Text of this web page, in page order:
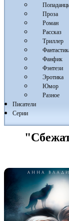
Проза
Роман
Рассказ
Триллер
Фанфик
Фэнтези
Эротика
Юмор
Разное
Писатели
Серии